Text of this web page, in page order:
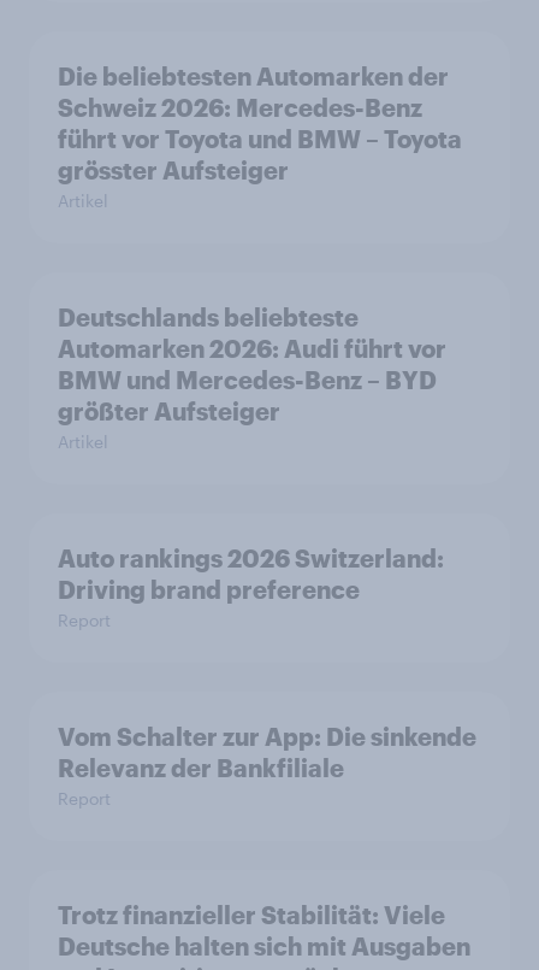
Die beliebtesten Automarken der
Schweiz 2026: Mercedes-Benz
führt vor Toyota und BMW – Toyota
grösster Aufsteiger
Artikel
Deutschlands beliebteste
Automarken 2026: Audi führt vor
BMW und Mercedes-Benz – BYD
größter Aufsteiger
Artikel
Auto rankings 2026 Switzerland:
Driving brand preference
Report
Vom Schalter zur App: Die sinkende
Relevanz der Bankfiliale
Report
Trotz finanzieller Stabilität: Viele
Deutsche halten sich mit Ausgaben